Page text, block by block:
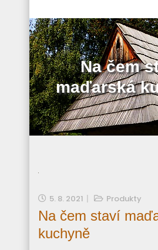
Na čem
maďarská
5. 8. 2021 Produkty
Na čem staví
kuchyně